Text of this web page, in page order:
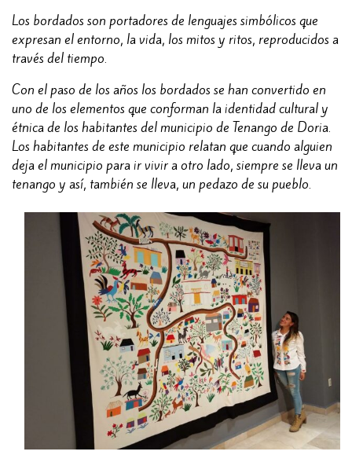
Los bordados son portadores de lenguajes simbólicos que
expresan el entorno, la vida, los mitos y ritos, reproducidos a
través del tiempo.
Con el paso de los años los bordados se han convertido en
uno de los elementos que conforman la identidad cultural y
étnica de los habitantes del municipio de Tenango de Doria.
Los habitantes de este municipio relatan que cuando alguien
deja el municipio para ir vivir a otro lado, siempre se lleva un
tenango y así, también se lleva, un pedazo de su pueblo.